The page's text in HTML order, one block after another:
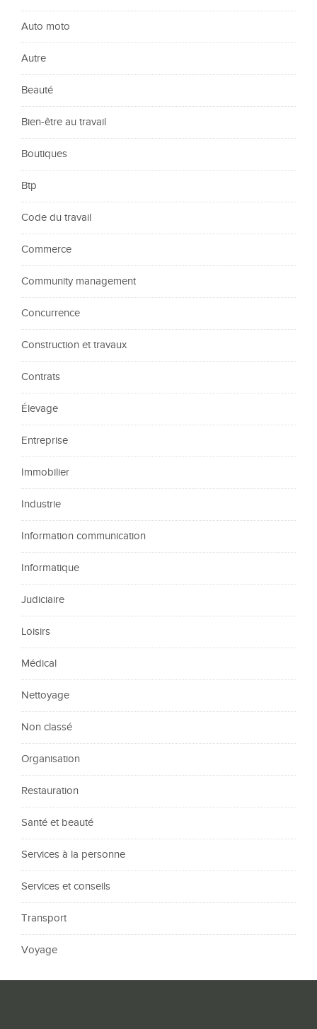
Auto moto
Autre
Beauté
Bien-être au travail
Boutiques
Btp
Code du travail
Commerce
Community management
Concurrence
Construction et travaux
Contrats
Élevage
Entreprise
Immobilier
Industrie
Information communication
Informatique
Judiciaire
Loisirs
Médical
Nettoyage
Non classé
Organisation
Restauration
Santé et beauté
Services à la personne
Services et conseils
Transport
Voyage